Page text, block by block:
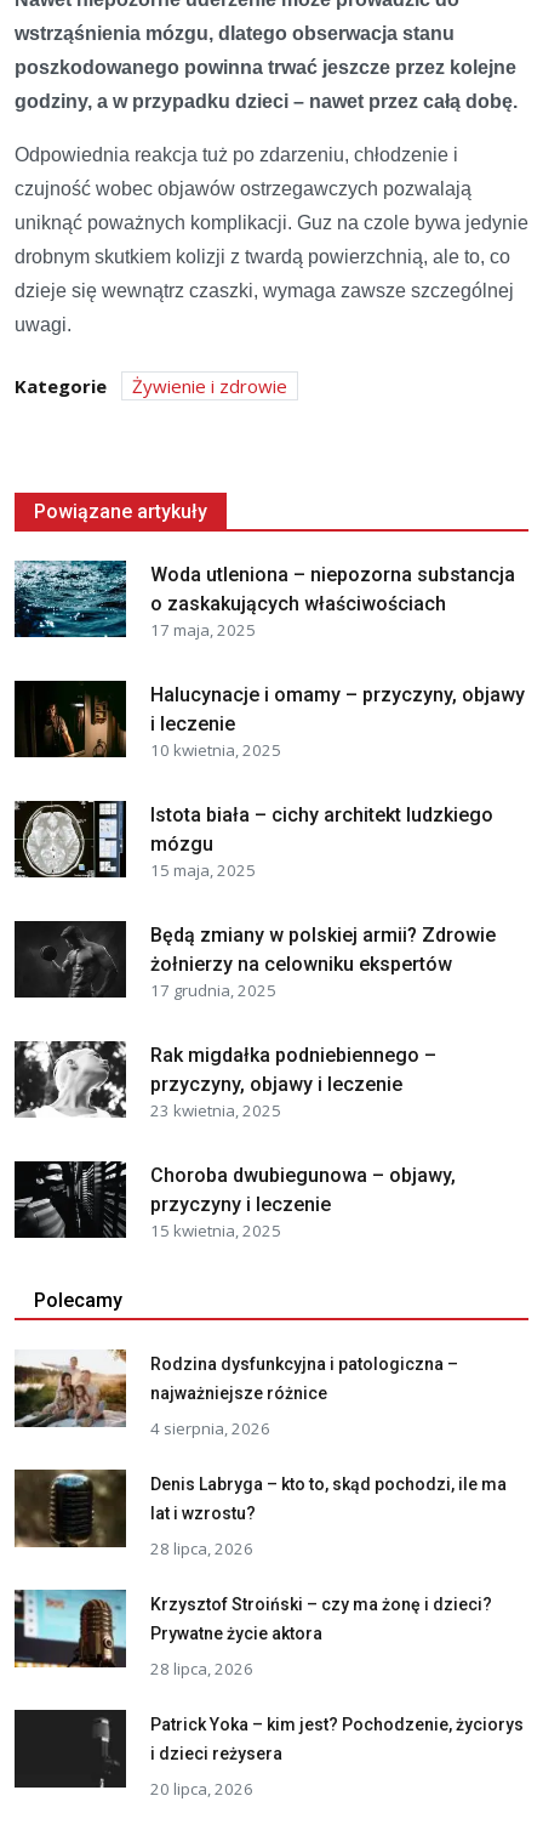
wstrząśnienia mózgu, dlatego obserwacja stanu
poszkodowanego powinna trwać jeszcze przez kolejne
godziny, a w przypadku dzieci – nawet przez całą dobę.
Odpowiednia reakcja tuż po zdarzeniu, chłodzenie i
czujność wobec objawów ostrzegawczych pozwalają
uniknąć poważnych komplikacji. Guz na czole bywa jedynie
drobnym skutkiem kolizji z twardą powierzchnią, ale to, co
dzieje się wewnątrz czaszki, wymaga zawsze szczególnej
uwagi.
Kategorie Żywienie i zdrowie
Powiązane artykuły
Woda utleniona – niepozorna substancja
o zaskakujących właściwościach
17 maja, 2025
Halucynacje i omamy – przyczyny, objawy
i leczenie
10 kwietnia, 2025
Istota biała – cichy architekt ludzkiego
mózgu
15 maja, 2025
Będą zmiany w polskiej armii? Zdrowie
żołnierzy na celowniku ekspertów
17 grudnia, 2025
Rak migdałka podniebiennego –
przyczyny, objawy i leczenie
23 kwietnia, 2025
Choroba dwubiegunowa – objawy,
przyczyny i leczenie
15 kwietnia, 2025
Polecamy
Rodzina dysfunkcyjna i patologiczna –
najważniejsze różnice
4 sierpnia, 2026
Denis Labryga – kto to, skąd pochodzi, ile ma
lat i wzrostu?
28 lipca, 2026
Krzysztof Stroiński – czy ma żonę i dzieci?
Prywatne życie aktora
28 lipca, 2026
Patrick Yoka – kim jest? Pochodzenie, życiorys
i dzieci reżysera
20 lipca, 2026